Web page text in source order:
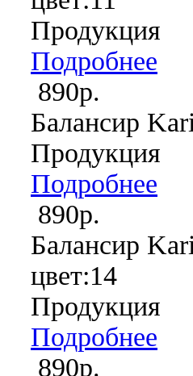
Продукция
Подробнее
890р.
Балансир
Продукция
Подробнее
890р.
Балансир
цвет:14
Продукция
Подробнее
890р.